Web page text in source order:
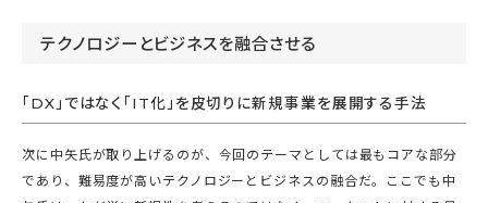
テクノロジーとビジネスを融合させる
「DX」ではなく「IT化」を皮切りに新規事業を展開する手法
次に中矢氏が取り上げるのが、今回のテーマとしては最もコアな部分
であり、難易度が高いテクノロジーとビジネスの融合だ。ここでも中